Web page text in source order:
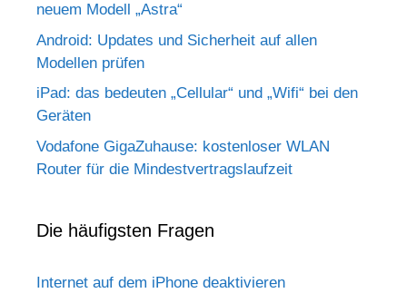
neuem Modell „Astra“
Android: Updates und Sicherheit auf allen
Modellen prüfen
iPad: das bedeuten „Cellular“ und „Wifi“ bei den
Geräten
Vodafone GigaZuhause: kostenloser WLAN
Router für die Mindestvertragslaufzeit
Die häufigsten Fragen
Internet auf dem iPhone deaktivieren